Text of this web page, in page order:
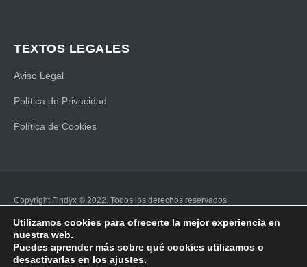
TEXTOS LEGALES
Aviso Legal
Política de Privacidad
Política de Cookies
Copyright Findyx © 2022. Todos los derechos reservados
Hecho a mano y con mucho ❤ por UNBUENPLAN GROUP
SOLICITAR
Utilizamos cookies para ofrecerte la mejor experiencia en
nuestra web.
Puedes aprender más sobre qué cookies utilizamos o
desactivarlas en los ajustes.